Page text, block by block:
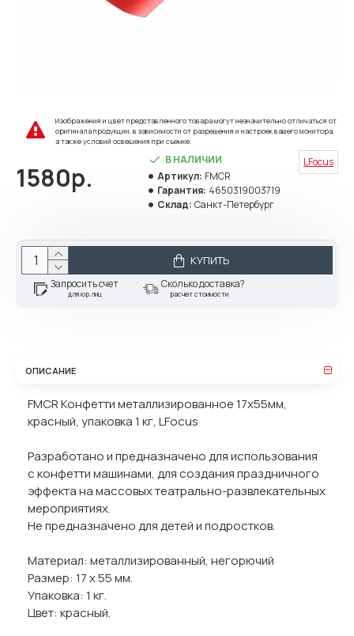
Изображения и цвет представленного товара могут незначительно отличаться от
оригинала продукции, в зависимости от разрешения и настроек вашего монитора,
а также условий освещения при съемке.
1580р.
В НАЛИЧИИ
Артикул: FMCR
Гарантия: 4650319003719
Склад: Санкт-Петербург
LFocus
КУПИТЬ
Запросить счет
для юр.лиц
Сколько доставка?
расчет стоимости
ОПИСАНИЕ
FMCR Конфетти металлизированное 17х55мм,
красный, упаковка 1 кг, LFocus
Разработано и предназначено для использования
с конфетти машинами, для создания праздничного
эффекта на массовых театрально-развлекательных
мероприятиях.
Не предназначено для детей и подростков.
Материал: металлизированный, негорючий
Размер: 17 х 55 мм.
Упаковка: 1 кг.
Цвет: красный.